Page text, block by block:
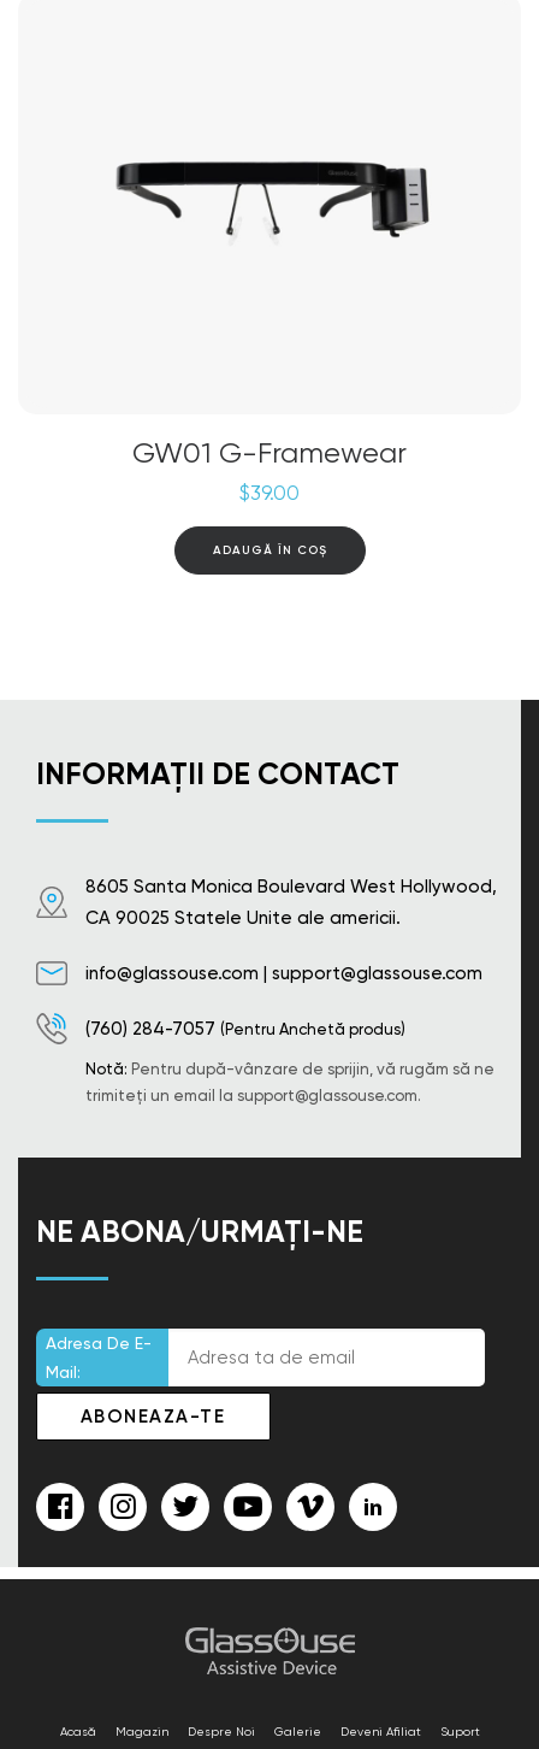
GW01 G-Framewear
$39.00
ADAUGĂ ÎN COȘ
INFORMAȚII DE CONTACT
8605 Santa Monica Boulevard West Hollywood,
CA 90025 Statele Unite ale americii.
info@glassouse.com | support@glassouse.com
(760) 284-7057 (Pentru Anchetă produs)
Notă: Pentru după-vânzare de sprijin, vă rugăm să ne
trimiteți un email la support@glassouse.com.
NE ABONA/URMAȚI-NE
Adresa De E-
Mail:
Acasă Magazin Despre Noi Galerie Deveni Afiliat Suport